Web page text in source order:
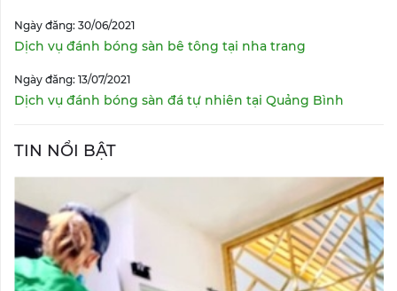
Ngày đăng: 30/06/2021
Dịch vụ đánh bóng sàn bê tông tại nha trang
Ngày đăng: 13/07/2021
Dịch vụ đánh bóng sàn đá tự nhiên tại Quảng Bình
TIN NỔI BẬT